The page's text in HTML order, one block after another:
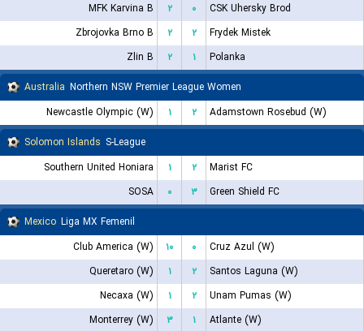
MFK Karvina B
۲ ۰
CSK Uhersky Brod
Zbrojovka Brno B
۲ ۲
Frydek Mistek
Zlin B
۲ ۱
Polanka
Australia Northern NSW Premier League Women
Newcastle Olympic (W)
۱ ۲
Adamstown Rosebud (W)
Solomon Islands S-League
Southern United Honiara
۱ ۲
Marist FC
SOSA
۰ ۳
Green Shield FC
Mexico Liga MX Femenil
Club America (W)
۱۰ ۰
Cruz Azul (W)
Queretaro (W)
۱ ۲
Santos Laguna (W)
Necaxa (W)
۱ ۲
Unam Pumas (W)
Monterrey (W)
۳ ۱
Atlante (W)